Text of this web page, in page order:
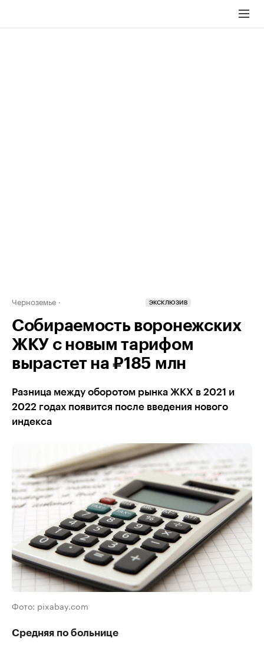
Черноземье ЭКСКЛЮЗИВ
Собираемость воронежских
ЖКУ с новым тарифом
вырастет на ₽185 млн
Разница между оборотом рынка ЖКХ в 2021 и
2022 годах появится после введения нового
индекса
Фото: pixabay.com
Средняя по больнице